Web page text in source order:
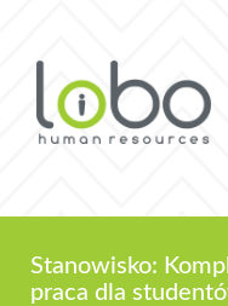
Stanowisko:
praca dla